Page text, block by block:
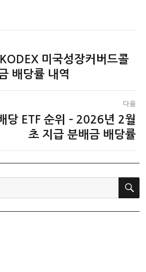
미국성장커버드콜
배당률 내역
다음
당 ETF 순위 – 2026년 2월
초 지급 분배금 배당률
검